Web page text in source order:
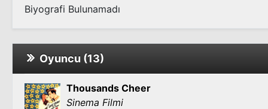
Biyografi Bulunamadı
Oyuncu (13)
Thousands Cheer
Sinema Filmi